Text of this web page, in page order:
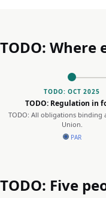
TODO:
TODO: OCT 2025
TODO: Regulation in
TODO: All obligations binding
Union.
PAR
TODO: Five